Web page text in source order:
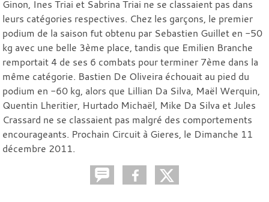
Ginon, Ines Triai et Sabrina Triai ne se classaient pas dans
leurs catégories respectives. Chez les garçons, le premier
podium de la saison fut obtenu par Sebastien Guillet en -50
kg avec une belle 3ème place, tandis que Emilien Branche
remportait 4 de ses 6 combats pour terminer 7ème dans la
même catégorie. Bastien De Oliveira échouait au pied du
podium en -60 kg, alors que Lillian Da Silva, Maël Werquin,
Quentin Lheritier, Hurtado Michaël, Mike Da Silva et Jules
Crassard ne se classaient pas malgré des comportements
encourageants. Prochain Circuit à Gieres, le Dimanche 11
décembre 2011.